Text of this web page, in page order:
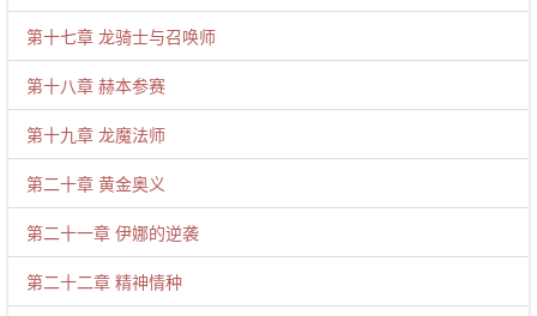
第十七章 龙骑士与召唤师
第十八章 赫本参赛
第十九章 龙魔法师
第二十章 黄金奥义
第二十一章 伊娜的逆袭
第二十二章 精神情种